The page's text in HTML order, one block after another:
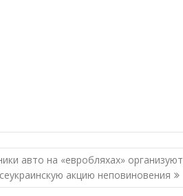
авто на «евробляхах» организуют
акцию неповиновения